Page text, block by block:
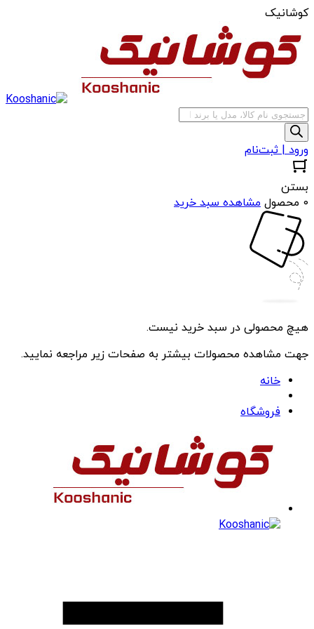
کوشانیک
جستجوی
محصولات
ورود | ثبت‌نام
بستن
0 محصول
مشاهده سبد خرید
هیچ محصولی در سبد خرید نیست.
جهت مشاهده محصولات بیشتر به صفحات زیر مراجعه نمایید.
خانه
فروشگاه